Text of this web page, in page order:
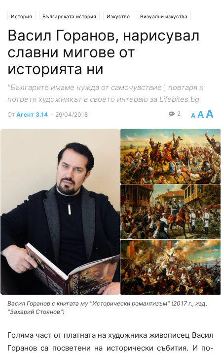
История Българската история Изкуство Визуални изкуства
България Лица от България
Васил Горанов, нарисувал
славни мигове от
историята ни
"Българите имаме нужда от самочувствие", повтаря и
потретя художникът в своето интервю за Lifebites.bg
От Агент 3.14 - 29/04/2018 A A A
2
Васил Горанов с книгата му "Исторически романтизъм" (2017 г., изд.
"Захарий Стоянов")
Голяма част от платната на художника живописец Васил
Горанов са посветени на исторически събития. И по-